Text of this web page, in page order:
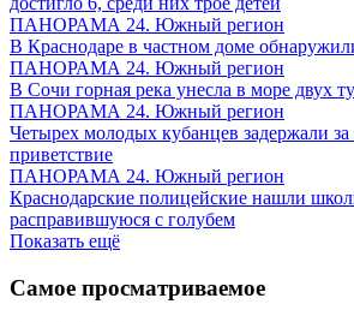
ПАНОРАМА 24. Южный регион
В Краснодаре в частном доме
ПАНОРАМА 24. Южный регион
В Сочи горная река унесла в море двух
ПАНОРАМА 24. Южный регион
Четырех молодых кубанцев задержали за
приветствие
ПАНОРАМА 24. Южный регион
Краснодарские полицейские нашли
расправившуюся с голубем
Показать ещё
Самое просматриваемое